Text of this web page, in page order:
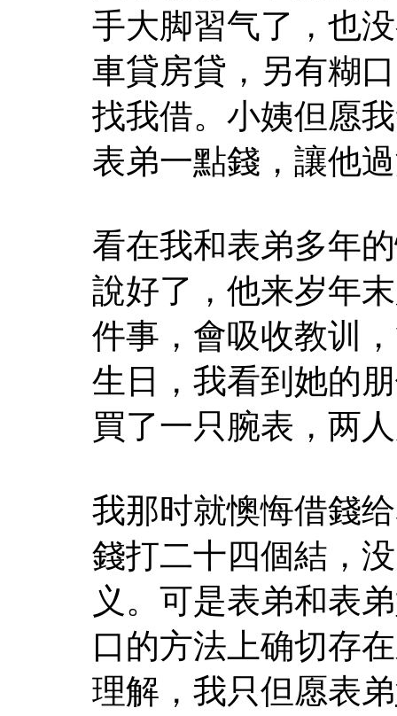
手大脚習气了，也
車貸房貸，另有糊
找我借。小姨但愿
表弟一點錢，讓他
看在我和表弟多年
說好了，他来岁年
件事，會吸收教训
生日，我看到她的
買了一只腕表，两
我那时就懊悔借錢
錢打二十四個結，
义。可是表弟和表
口的方法上确切存
理解，我只但愿表弟